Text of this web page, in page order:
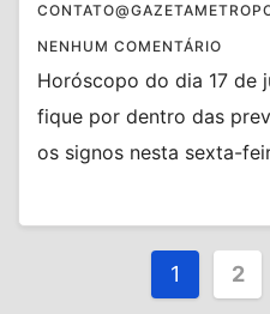
NENHUM COMENTÁRIO
Horóscopo do dia 17 de
fique por dentro das
os signos nesta sexta-
1 2